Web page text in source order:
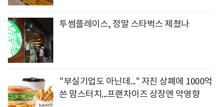
투썸플레이스, 정말 스타벅스 제쳤나
"부실기업도 아닌데..." 자진 상폐에 1000억
쓴 맘스터치...프랜차이즈 상장엔 악영향